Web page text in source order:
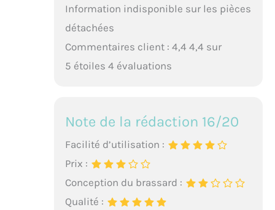
Information indisponible sur les pièces
détachées
Commentaires client : 4,4 4,4 sur
5 étoiles 4 évaluations
Note de la rédaction 16/20
Facilité d’utilisation :
Prix :
Conception du brassard :
Qualité :